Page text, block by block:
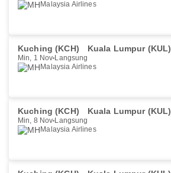
Malaysia Airlines
Kuching (KCH) Kuala Lumpur (KUL)
Min, 1 Nov Langsung
Malaysia Airlines
Kuching (KCH) Kuala Lumpur (KUL)
Min, 8 Nov Langsung
Malaysia Airlines